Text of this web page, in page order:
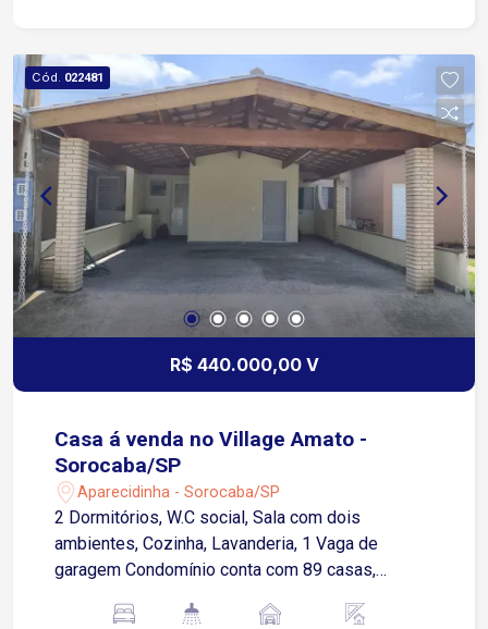
Cód. 022481
R$ 440.000,00 V
Casa á venda no Village Amato -
Sorocaba/SP
Aparecidinha - Sorocaba/SP
2 Dormitórios, W.C social, Sala com dois
ambientes, Cozinha, Lavanderia, 1 Vaga de
garagem Condomínio conta com 89 casas,
de lazer com playground, mini campo,.